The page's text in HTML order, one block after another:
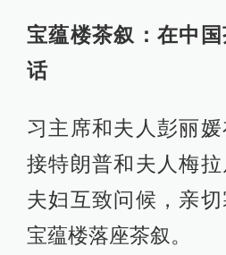
宝蕴楼茶叙：在中
话
习主席和夫人彭丽
接特朗普和夫人梅
夫妇互致问候，亲
宝蕴楼落座茶叙。